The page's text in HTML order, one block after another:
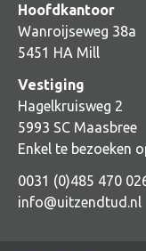
Hoofdkantoor
Wanroijseweg 38a
5451 HA Mill
Vestiging
Hagelkruisweg 2
5993 SC Maasbree
Enkel te bezoeken
0031 (0)485 470
info@uitzendtud.nl